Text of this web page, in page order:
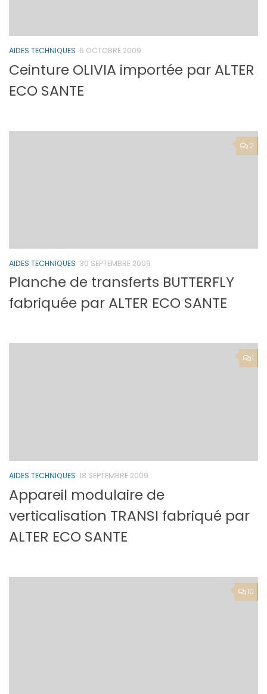
AIDES TECHNIQUES 6 OCTOBRE 2009
Ceinture OLIVIA importée par ALTER
ECO SANTE
2
AIDES TECHNIQUES 30 SEPTEMBRE 2009
Planche de transferts BUTTERFLY
fabriquée par ALTER ECO SANTE
1
AIDES TECHNIQUES 18 SEPTEMBRE 2009
Appareil modulaire de
verticalisation TRANSI fabriqué par
ALTER ECO SANTE
10